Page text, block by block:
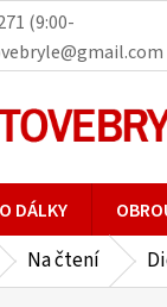
(9:00-
DÁLKY
Na čtení